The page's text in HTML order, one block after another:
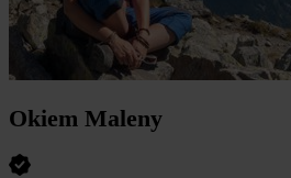
Okiem Maleny